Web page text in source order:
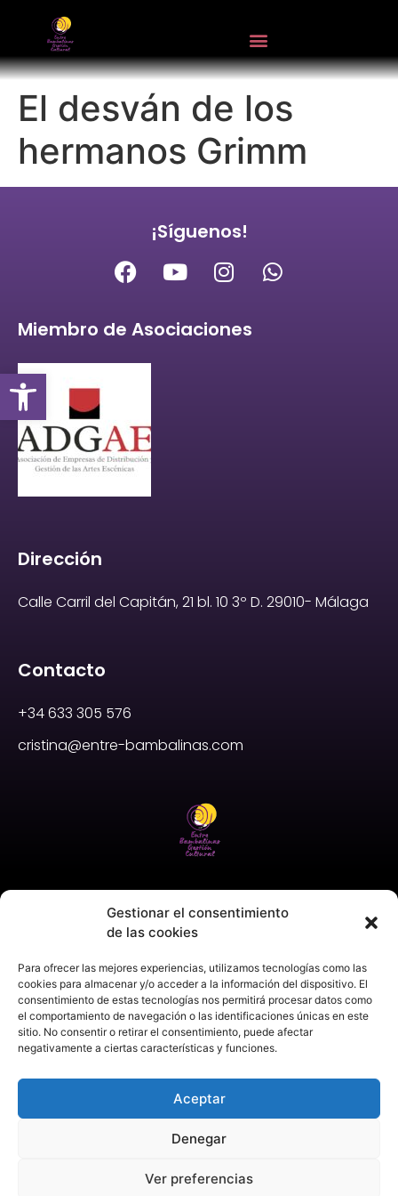
Abrir barra de herramientas
Gestionar el consentimiento
de las cookies
Para ofrecer las mejores experiencias, utilizamos tecnologías como las
cookies para almacenar y/o acceder a la información del dispositivo. El
consentimiento de estas tecnologías nos permitirá procesar datos como
el comportamiento de navegación o las identificaciones únicas en este
sitio. No consentir o retirar el consentimiento, puede afectar
negativamente a ciertas características y funciones.
Aceptar
Denegar
Ver preferencias
El desván de los
hermanos Grimm
¡Síguenos!
Miembro de Asociaciones
Dirección
Calle Carril del Capitán, 21 bl. 10 3º D. 29010- Málaga
Contacto
+34 633 305 576
cristina@entre-bambalinas.com
Política de privacidadPolítica de cookies